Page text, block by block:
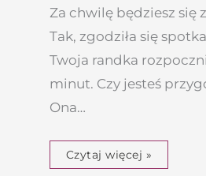
Za chwilę będziesz się
Tak, zgodziła się
Twoja randka
minut. Czy jesteś
Ona…
Czytaj więcej »